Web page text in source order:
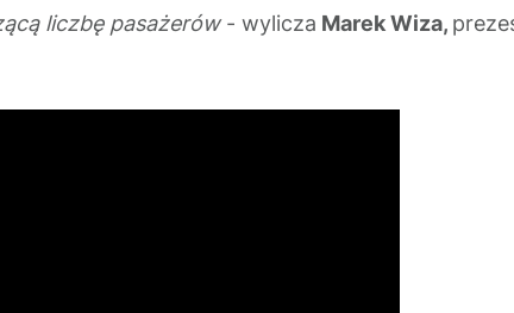
liczbę pasażerów- wylicza Marek Wiza,